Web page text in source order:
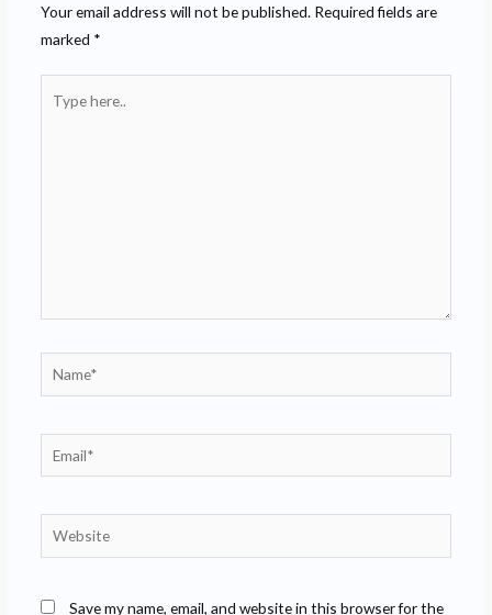
Your email address will not be published. Required fields are
marked *
here..
Name*
Email*
Website
Save my name, email, and website in this browser for the